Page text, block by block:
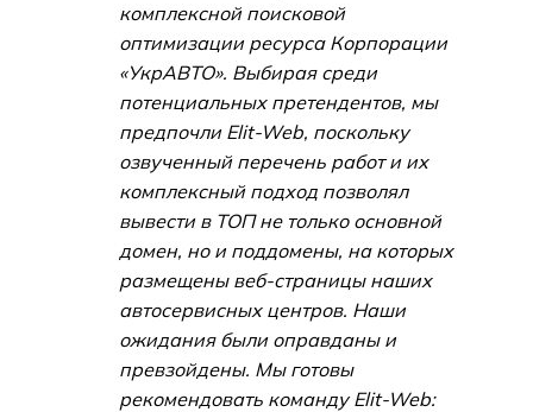
комплексной поисковой
оптимизации ресурса Корпорации
«УкрАВТО». Выбирая среди
потенциальных претендентов, мы
предпочли Elit-Web, поскольку
озвученный перечень работ и их
комплексный подход позволял
вывести в ТОП не только основной
домен, но и поддомены, на которых
размещены веб-страницы наших
автосервисных центров. Наши
ожидания были оправданы и
превзойдены. Мы готовы
рекомендовать команду Elit-Web: